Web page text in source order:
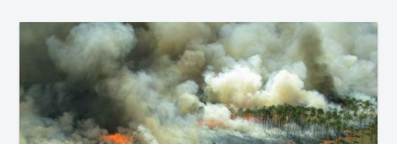
bolj varno gibanje na z...